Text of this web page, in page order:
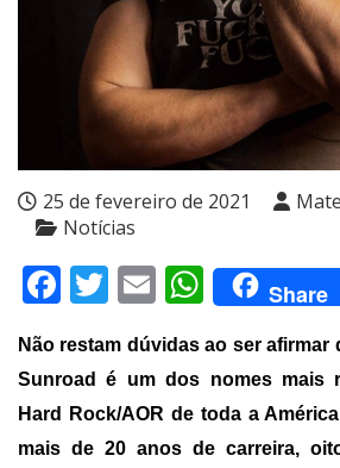
25 de fevereiro de 2021
Notícias
Facebook
Twitter
Email Share
Não restam dúvidas ao ser afirmar
Sunroad é um dos nomes mais
Hard Rock/AOR de toda a
mais de 20 anos de carreira,